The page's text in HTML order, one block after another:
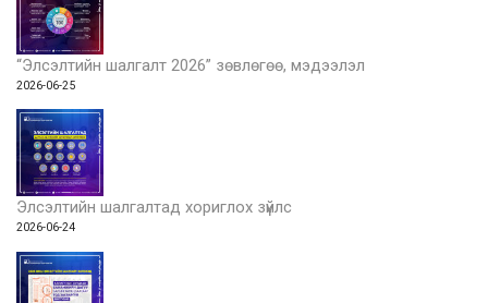
“Элсэлтийн шалгалт 2026” зөвлөгөө, мэдээлэл
2026-06-25
Элсэлтийн шалгалтад хориглох зүйлс
2026-06-24